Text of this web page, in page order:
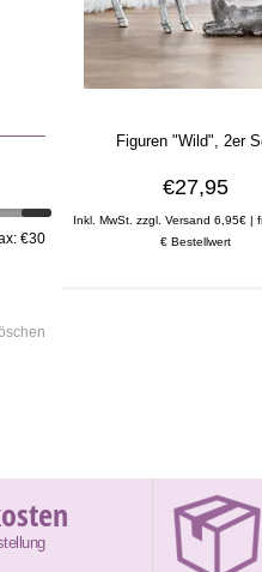
Figuren "Wild", 2er
€27,95
Inkl. MwSt. zzgl. Versand 6,95€ |
€ Bestellwert
€30